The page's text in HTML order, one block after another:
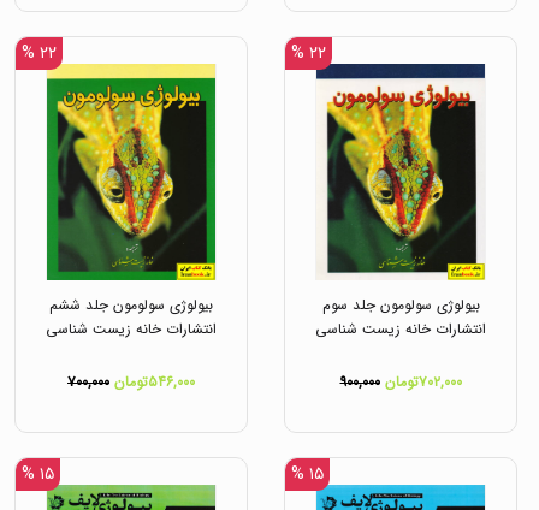
۲۲ %
بیولوژی سولومون جلد سوم
انتشارات خانه زیست شناسی
۷۰۲,۰۰۰تومان ۹۰۰,۰۰۰
۲۲ %
بیولوژی سولومون جلد ششم
انتشارات خانه زیست شناسی
۵۴۶,۰۰۰تومان ۷۰۰,۰۰۰
۱۵ % ۱۵ %